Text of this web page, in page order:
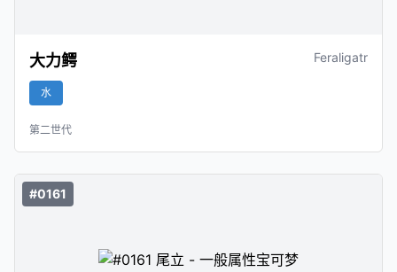
大力鳄 Feraligatr
水
第二世代
#0161